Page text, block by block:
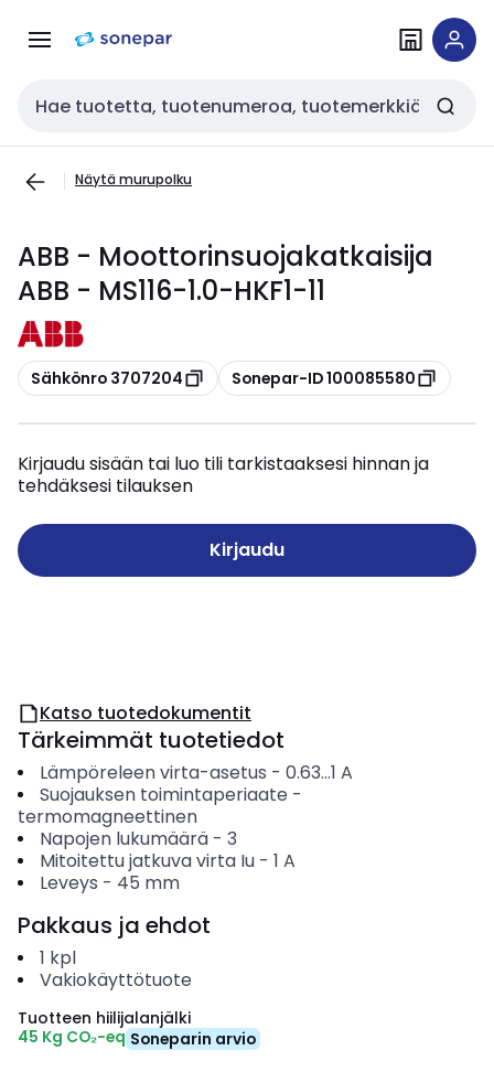
navigointiinsisältöön
Haku
Näytä murupolku
ABB - Moottorinsuojakatkaisija
ABB - MS116-1.0-HKF1-11
Kopioi
Sähkönro 3707204 Kopioi
Sonepar-ID 100085580
Kirjaudu sisään tai luo tili tarkistaaksesi hinnan ja
tehdäksesi tilauksen
Kirjaudu
Katso tuotedokumentit
Tärkeimmät tuotetiedot
Lämpöreleen virta-asetus - 0.63...1 A
Suojauksen toimintaperiaate -
termomagneettinen
Napojen lukumäärä- 3
Mitoitettu jatkuva virta Iu- 1 A
Leveys - 45 mm
Pakkaus ja ehdot
1 kpl
Vakiokäyttötuote
Tuotteen hiilijalanjälki
45 Kg CO₂-eq Soneparin arvio